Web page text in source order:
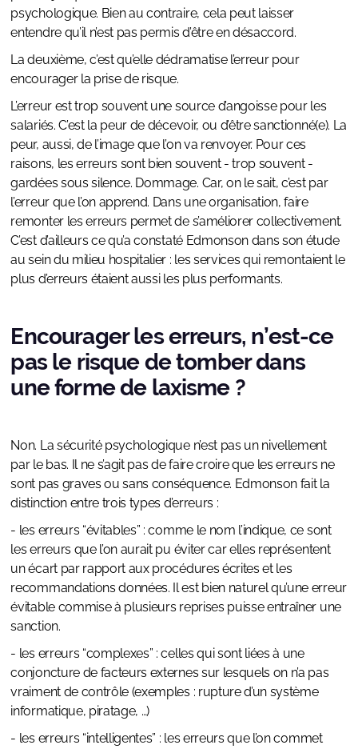
psychologique. Bien au contraire, cela peut laisser
entendre qu’il n’est pas permis d’être en désaccord.
La deuxième, c’est qu’elle dédramatise l’erreur pour
encourager la prise de risque.
L’erreur est trop souvent une source d’angoisse pour les
salariés. C’est la peur de décevoir, ou d’être sanctionné(e). La
peur, aussi, de l’image que l’on va renvoyer. Pour ces
raisons, les erreurs sont bien souvent - trop souvent -
gardées sous silence. Dommage. Car, on le sait, c’est par
l’erreur que l’on apprend. Dans une organisation, faire
remonter les erreurs permet de s’améliorer collectivement.
C’est d’ailleurs ce qu’a constaté Edmonson dans son étude
au sein du milieu hospitalier : les services qui remontaient le
plus d’erreurs étaient aussi les plus performants.
Encourager les erreurs, n’est-ce
pas le risque de tomber dans
une forme de laxisme ?
Non. La sécurité psychologique n’est pas un nivellement
par le bas. Il ne s’agit pas de faire croire que les erreurs ne
sont pas graves ou sans conséquence. Edmonson fait la
distinction entre trois types d’erreurs :
- les erreurs “évitables” : comme le nom l’indique, ce sont
les erreurs que l’on aurait pu éviter car elles représentent
un écart par rapport aux procédures écrites et les
recommandations données. Il est bien naturel qu’une erreur
évitable commise à plusieurs reprises puisse entraîner une
sanction.
- les erreurs “complexes” : celles qui sont liées à une
conjoncture de facteurs externes sur lesquels on n’a pas
vraiment de contrôle (exemples : rupture d’un système
informatique, piratage, …)
- les erreurs “intelligentes” : les erreurs que l’on commet